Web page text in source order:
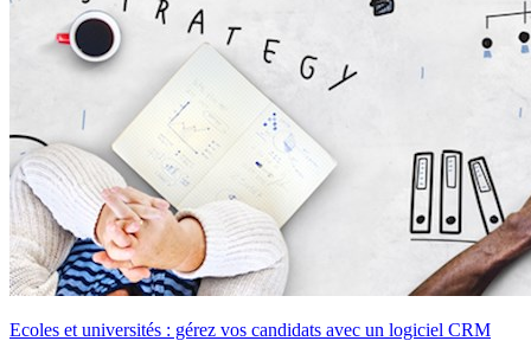
Ecoles et universités : gérez vos candidats avec un logiciel CRM